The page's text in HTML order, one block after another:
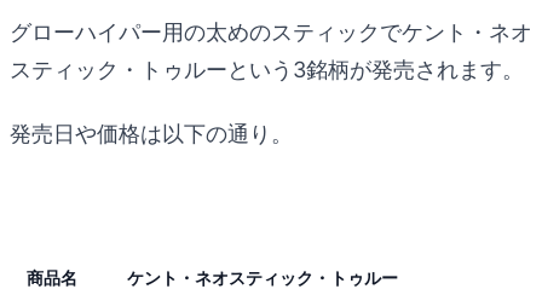
グローハイパー用の太めのスティックでケント・ネオ
スティック・トゥルーという3銘柄が発売されます。
発売日や価格は以下の通り。
商品名 ケント・ネオスティック・トゥルー